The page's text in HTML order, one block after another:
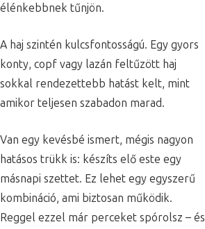
élénkebbnek tűnjön.
A haj szintén kulcsfontosságú. Egy gyors
konty, copf vagy lazán feltűzött haj
sokkal rendezettebb hatást kelt, mint
amikor teljesen szabadon marad.
Van egy kevésbé ismert, mégis nagyon
hatásos trükk is: készíts elő este egy
másnapi szettet. Ez lehet egy egyszerű
kombináció, ami biztosan működik.
Reggel ezzel már perceket spórolsz – és